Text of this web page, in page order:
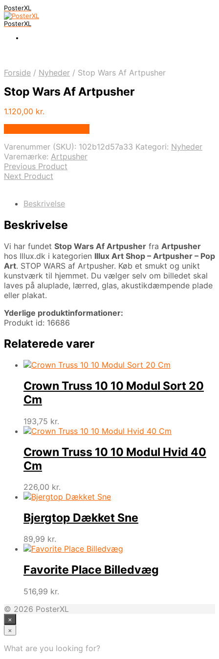
PosterXL
PosterXL
Forside / Nyheder / Stop Wars Af Artpusher
Stop Wars Af Artpusher
1.120,00 kr.
Varenummer (SKU): 102b12d57a33 Kategori: Nyheder
Varemærke: Artpusher
Previous Product
Next Product
Beskrivelse
Beskrivelse
Vi har fundet Stop Wars Af Artpusher fra Artpusher
hos Illux.dk i kategorien Illux Art Shop – Artpusher – Pop
Art. STOP WARS af Artpusher. Køb et smukt og unikt
kunstværk til hjemmet. Du vælger selv om billedet skal
laves på aluplade, lærred, glas, akustikdæmpende plade
eller plakat.
Yderlige produktinformationer:
Produkt id: 16686
Relaterede varer
Crown Truss 10 10 Modul Sort 20
Cm
193,75 kr.
Crown Truss 10 10 Modul Hvid 40
Cm
226,00 kr.
Bjergtop Dækket Sne
89,99 kr.
Favorite Place Billedvæg
516,99 kr.
© 2026 PosterXL
×
×
What are you looking for?